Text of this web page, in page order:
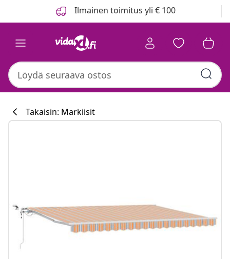
Ilmainen toimitus yli € 100
Takaisin: Markiisit